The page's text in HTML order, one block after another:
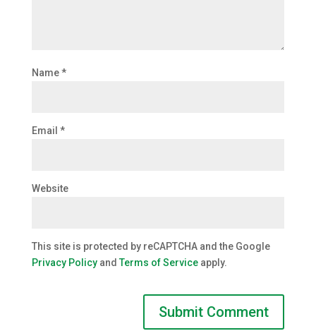
Name*
Email *
Website
This site is protected by reCAPTCHA and the Google
Privacy PolicyandTerms of Serviceapply.